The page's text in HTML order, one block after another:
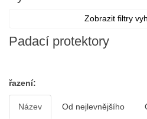
Zobrazit filtry
Padací protektory
řazení:
Název Od nejlevnějšího